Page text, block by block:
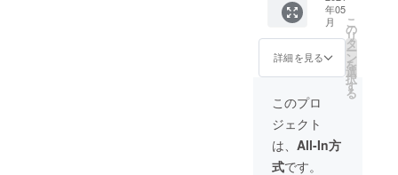
券はテ
イクア
ウト、
イート
インど
ちらで
もご利
用いた
だけま
す。有
効期限
はお送
年05
月
詳細を見る
こ
の
リ
タ
ー
ン
を
選
択
す
る
このプロ
ジェクト
は、 All-In方
式です。